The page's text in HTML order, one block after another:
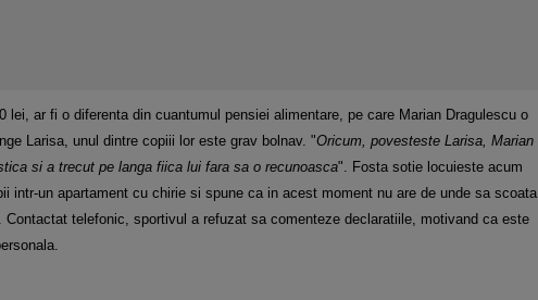
lei, ar fi o diferenta din cuantumul pensiei alimentare, pe care Marian Dragulescu o
Larisa, unul dintre copiii lor este grav bolnav. "Oricum, povesteste Larisa, Marian
si a trecut pe langa fiica lui fara sa o recunoasca". Fosta sotie locuieste acum
intr-un apartament cu chirie si spune ca in acest moment nu are de unde sa scoata
Contactat telefonic, sportivul a refuzat sa comenteze declaratiile, motivand ca este